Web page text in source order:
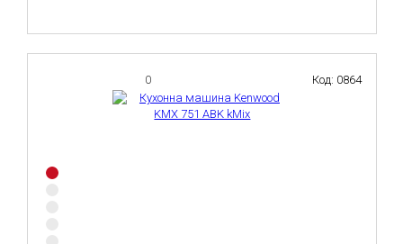
0 Код: 0864